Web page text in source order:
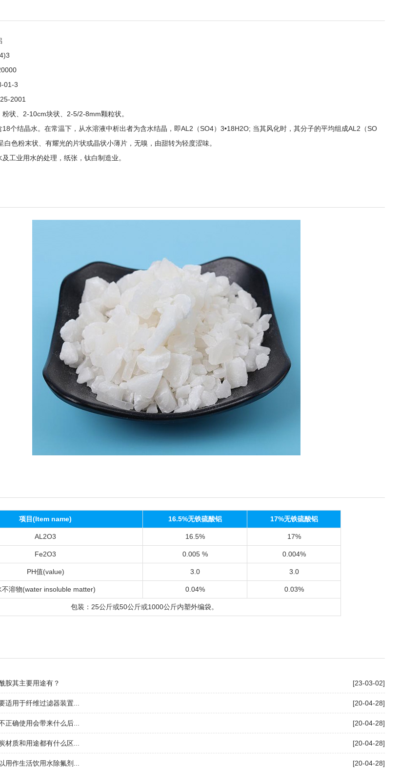
01-3
2001
状、2-10cm块状、2-5/2-8mm颗粒状。
18个结晶水。在常温下，从水溶液中析出者为含水结晶，即AL2（SO4）3•18H2O; 当其风化时，其分子的平均组成AL2（SO
白色粉末状、有耀光的片状或晶状小薄片，无嗅，由甜转为轻度涩味。
工业用水的处理，纸张，钛白制造业。
项目(Item name) 16.5%无铁硫酸铝 17%无铁硫酸铝
AL2O3 16.5% 17%
Fe2O3 0.005 % 0.004%
PH值(value) 3.0 3.0
不溶物(water insoluble matter) 0.04% 0.03%
包装：25公斤或50公斤或1000公斤内塑外编袋。
[23-03-02]
胺其主要用途有？
[20-04-28]
适用于纤维过滤器装置...
[20-04-28]
正确使用会带来什么后...
[20-04-28]
材质和用途都有什么区...
[20-04-28]
用作生活饮用水除氟剂...